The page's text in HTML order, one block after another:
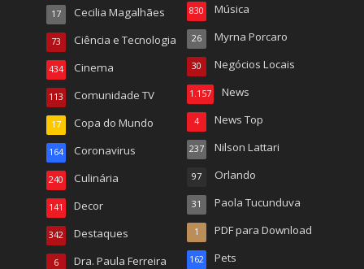
Cecilia Magalhães
17
Ciência e Tecnologia
73
Cinema
434
Comunidade TV
113
Copa do Mundo
17
Coronavirus
164
Culinária
240
Decor
141
Destaques
342
Dra. Paula Ferreira
6
Música
830
Myrna Porcaro
26
Negócios Locais
30
News
1.157
News Top
4
Nilson Lattari
237
Orlando
97
Paola Tucunduva
31
PDF para Download
1
Pets
162